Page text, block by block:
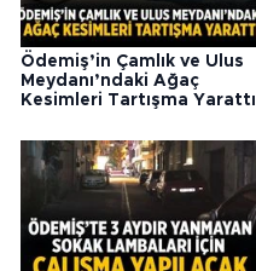
Ödemiş’in Çamlık ve Ulus
Meydanı’ndaki Ağaç
Kesimleri Tartışma Yarattı